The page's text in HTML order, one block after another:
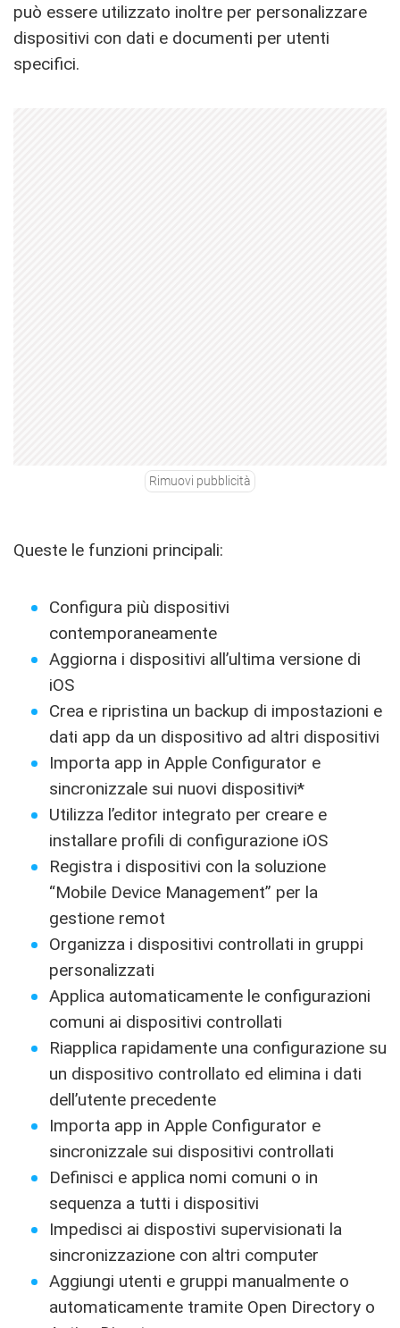
può essere utilizzato inoltre per personalizzare
dispositivi con dati e documenti per utenti
specifici.
Rimuovi pubblicità
Queste le funzioni principali:
Configura più dispositivi
contemporaneamente
Aggiorna i dispositivi all’ultima versione di
iOS
Crea e ripristina un backup di impostazioni e
dati app da un dispositivo ad altri dispositivi
Importa app in Apple Configurator e
sincronizzale sui nuovi dispositivi*
Utilizza l’editor integrato per creare e
installare profili di configurazione iOS
Registra i dispositivi con la soluzione
“Mobile Device Management” per la
gestione remot
Organizza i dispositivi controllati in gruppi
personalizzati
Applica automaticamente le configurazioni
comuni ai dispositivi controllati
Riapplica rapidamente una configurazione su
un dispositivo controllato ed elimina i dati
dell’utente precedente
Importa app in Apple Configurator e
sincronizzale sui dispositivi controllati
Definisci e applica nomi comuni o in
sequenza a tutti i dispositivi
Impedisci ai dispostivi supervisionati la
sincronizzazione con altri computer
Aggiungi utenti e gruppi manualmente o
automaticamente tramite Open Directory o